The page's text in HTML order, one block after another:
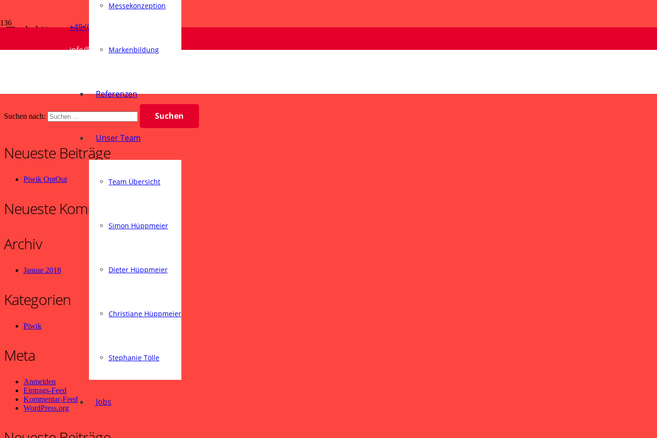
+49 (0) 5258 980450
info@hueppmeier-md.de
Messekonzeption
Markenbildung
Referenzen
Unser Team
Team Übersicht
Simon Hüppmeier
Dieter Hüppmeier
Christiane Hüppmeier
Stephanie Tölle
Jobs
Erklärvideos
Suchen nach:
Neueste Beiträge
Piwik OptOut
Neueste Kommentare
Archiv
Januar 2018
Kategorien
Piwik
Meta
Anmelden
Eintrags-Feed
Kommentar-Feed
WordPress.org